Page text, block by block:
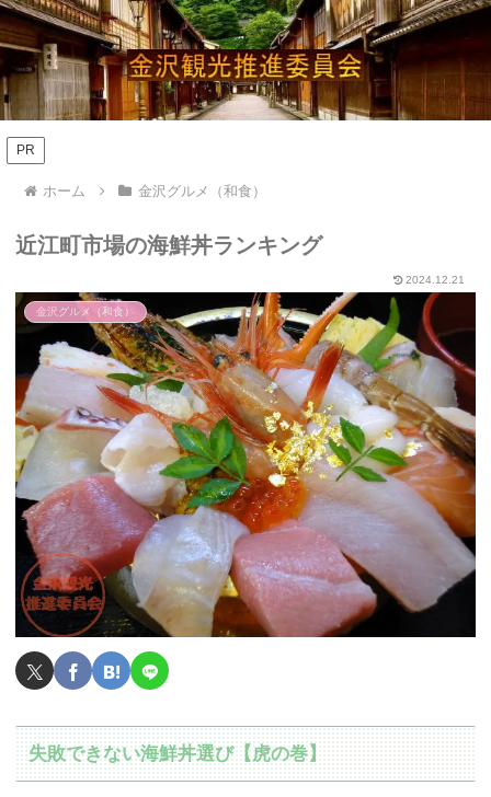
PR
ホーム 金沢グルメ（和食）
近江町市場の海鮮丼ランキング
2024.12.21
金沢グルメ（和食）
失敗できない海鮮丼選び【虎の巻】